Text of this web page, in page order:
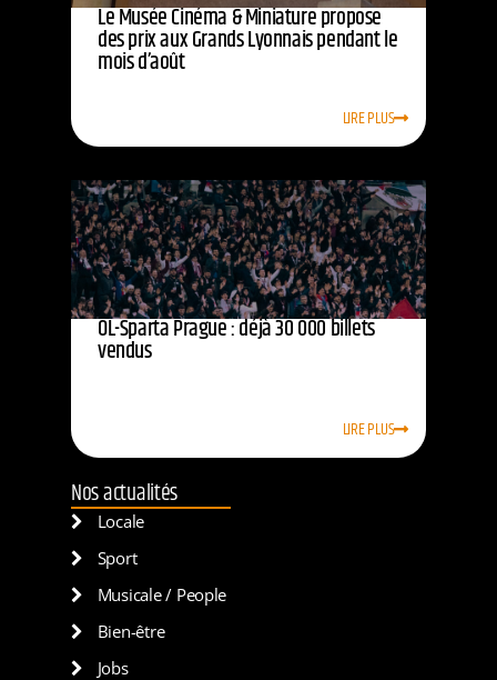
Le Musée Cinéma & Miniature propose
des prix aux Grands Lyonnais pendant le
mois d’août
LIRE PLUS
OL-Sparta Prague : déjà 30 000 billets
vendus
LIRE PLUS
Nos actualités
Locale
Sport
Musicale / People
Bien-être
Jobs